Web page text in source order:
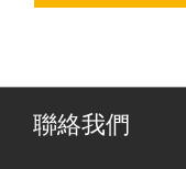
聯絡我們